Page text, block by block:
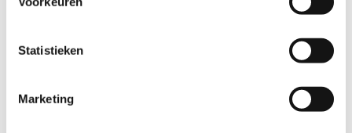
Statistieken
Marketing